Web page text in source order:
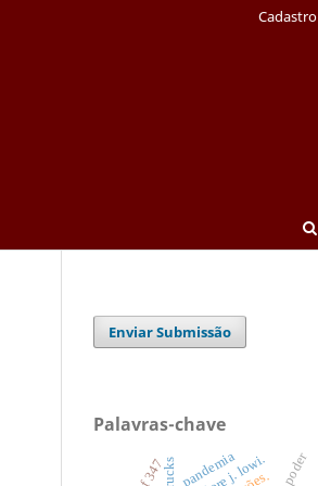
Cadastro
Enviar Submissão
Palavras-chave
pandemia